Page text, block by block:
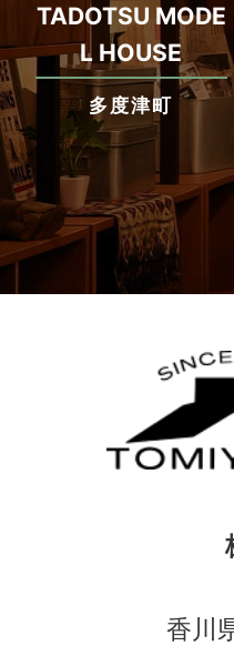
TADOTSU MODE
L HOUSE
多度津町
香川